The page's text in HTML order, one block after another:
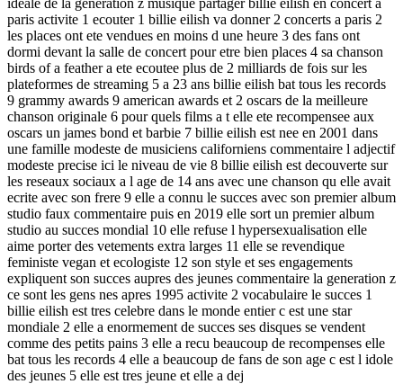
paris activite 1 ecouter 1 billie eilish va donner 2 concerts a paris 2
les places ont ete vendues en moins d une heure 3 des fans ont
dormi devant la salle de concert pour etre bien places 4 sa chanson
birds of a feather a ete ecoutee plus de 2 milliards de fois sur les
plateformes de streaming 5 a 23 ans billie eilish bat tous les records
9 grammy awards 9 american awards et 2 oscars de la meilleure
chanson originale 6 pour quels films a t elle ete recompensee aux
oscars un james bond et barbie 7 billie eilish est nee en 2001 dans
une famille modeste de musiciens californiens commentaire l adjectif
modeste precise ici le niveau de vie 8 billie eilish est decouverte sur
les reseaux sociaux a l age de 14 ans avec une chanson qu elle avait
ecrite avec son frere 9 elle a connu le succes avec son premier album
studio faux commentaire puis en 2019 elle sort un premier album
studio au succes mondial 10 elle refuse l hypersexualisation elle
aime porter des vetements extra larges 11 elle se revendique
feministe vegan et ecologiste 12 son style et ses engagements
expliquent son succes aupres des jeunes commentaire la generation z
ce sont les gens nes apres 1995 activite 2 vocabulaire le succes 1
billie eilish est tres celebre dans le monde entier c est une star
mondiale 2 elle a enormement de succes ses disques se vendent
comme des petits pains 3 elle a recu beaucoup de recompenses elle
bat tous les records 4 elle a beaucoup de fans de son age c est l idole
des jeunes 5 elle est tres jeune et elle a dej